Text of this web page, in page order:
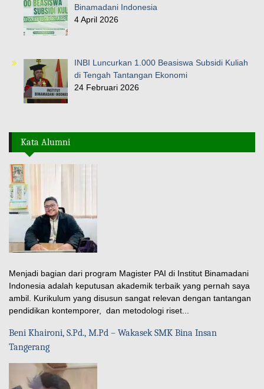
Binamadani Indonesia
4 April 2026
INBI Luncurkan 1.000 Beasiswa Subsidi Kuliah
di Tengah Tantangan Ekonomi
24 Februari 2026
Kata Alumni
Menjadi bagian dari program Magister PAI di Institut Binamadani
Indonesia adalah keputusan akademik terbaik yang pernah saya
ambil. Kurikulum yang disusun sangat relevan dengan tantangan
pendidikan kontemporer, dan metodologi riset...
Beni Khaironi, S.Pd., M.Pd – Wakasek SMK Bina Insan
Tangerang